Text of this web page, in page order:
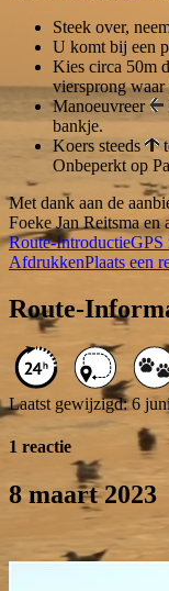
Steek over,
U komt bij een
Kies circa 50m
viersprong waar
Manoeuvreer
bankje.
Koers steeds
Onbeperkt op
Met dank aan de
Foeke Jan Reitsma
Route-IntroductieGPS
AfdrukkenPlaats een
Route-
Laatst gewijzigd: 6
1 reactie
8 maart 2023